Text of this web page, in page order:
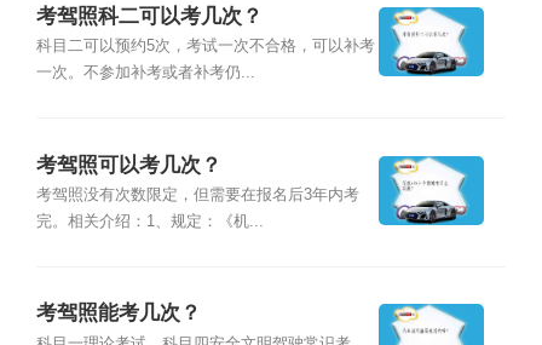
考驾照科二可以考几次？
科目二可以预约5次，考试一次不合格，可以补考
一次。不参加补考或者补考仍...
考驾照可以考几次？
考驾照没有次数限定，但需要在报名后3年内考
完。相关介绍：1、规定：《机...
考驾照能考几次？